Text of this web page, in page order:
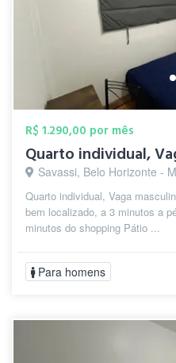
R$ 1.290,00 por mês
Quarto individual,
Savassi, Belo Horizonte -
Quarto individual, Vaga
bem localizado, a 3 minutos a
minutos do shopping Pátio ...
Para homens